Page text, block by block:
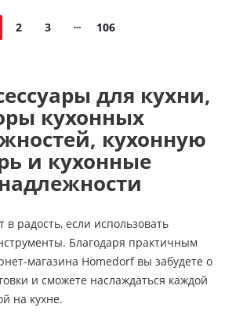
2 3 106
для кухни,
кухонных
кухонную
и кухонные
в радость, если использовать
Благодаря практичным
магазина Homedorf вы забудете о
и сможете наслаждаться каждой
на кухне.